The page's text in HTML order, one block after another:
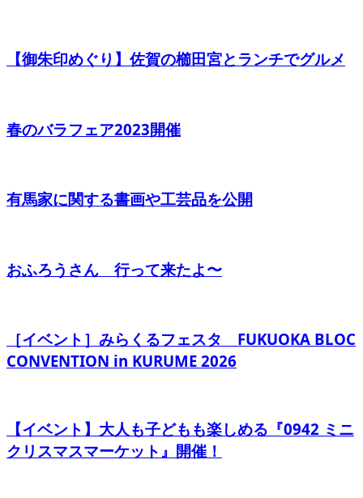
【御朱印めぐり】佐賀の櫛田宮とランチでグルメ
春のバラフェア2023開催
有馬家に関する書画や工芸品を公開
おふろうさん 行って来たよ〜
［イベント］みらくるフェスタ FUKUOKA BLOC
CONVENTION in KURUME 2026
【イベント】大人も子どもも楽しめる『0942 ミニ
クリスマスマーケット』開催！